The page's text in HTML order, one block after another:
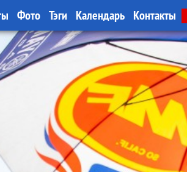
Фото Тэги Календарь Контакты